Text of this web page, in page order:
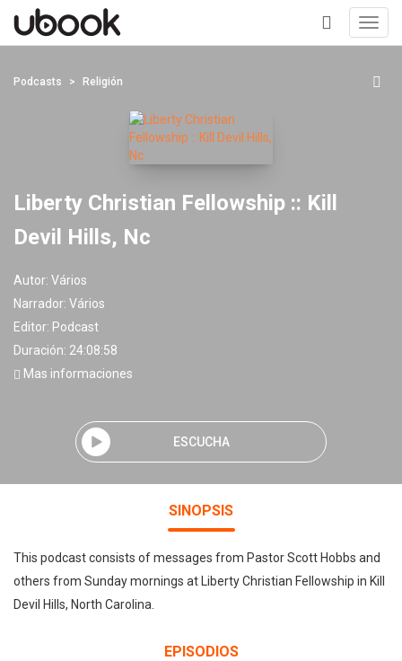
+
Podcasts Religión
Liberty Christian Fellowship :: Kill
Devil Hills, Nc
Autor: Vários
Narrador: Vários
Editor: Podcast
Duración: 24:08:58
Mas informaciones
ESCUCHA
SINOPSIS
This podcast consists of messages from Pastor Scott Hobbs and
others from Sunday mornings at Liberty Christian Fellowship in Kill
Devil Hills, North Carolina.
EPISODIOS